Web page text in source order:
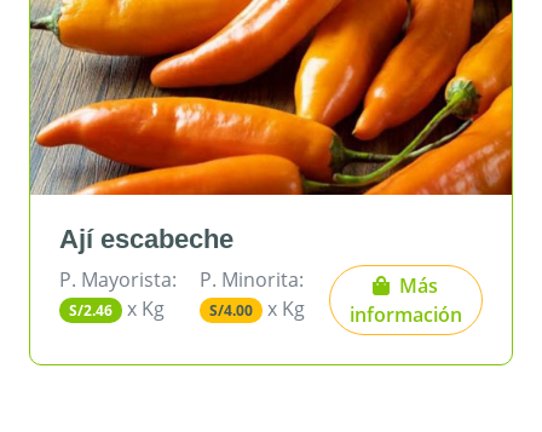
escabeche
x Kg
P. Minorita:
S/4.00 x Kg
Más
información